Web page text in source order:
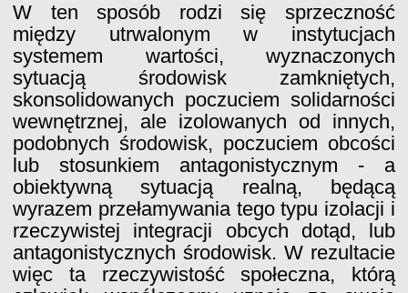
W ten sposób rodzi się sprzeczność
między utrwalonym w instytucjach
systemem wartości, wyznaczonych
sytuacją środowisk zamkniętych,
skonsolidowanych poczuciem solidarności
wewnętrznej, ale izolowanych od innych,
podobnych środowisk, poczuciem obcości
lub stosunkiem antagonistycznym - a
obiektywną sytuacją realną, będącą
wyrazem przełamywania tego typu izolacji i
rzeczywistej integracji obcych dotąd, lub
antagonistycznych środowisk. W rezultacie
więc ta rzeczywistość społeczna, którą